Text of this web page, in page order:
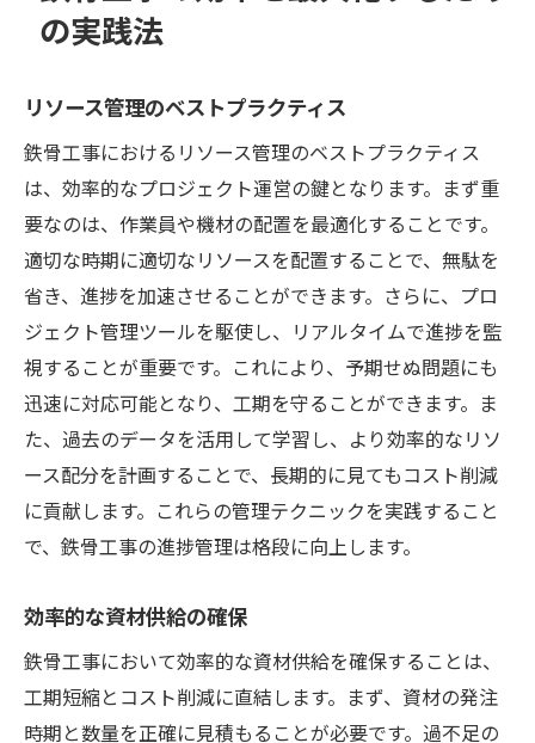
の実践法
リソース管理のベストプラクティス
鉄骨工事におけるリソース管理のベストプラクティス
は、効率的なプロジェクト運営の鍵となります。まず重
要なのは、作業員や機材の配置を最適化することです。
適切な時期に適切なリソースを配置することで、無駄を
省き、進捗を加速させることができます。さらに、プロ
ジェクト管理ツールを駆使し、リアルタイムで進捗を監
視することが重要です。これにより、予期せぬ問題にも
迅速に対応可能となり、工期を守ることができます。ま
た、過去のデータを活用して学習し、より効率的なリソ
ース配分を計画することで、長期的に見てもコスト削減
に貢献します。これらの管理テクニックを実践すること
で、鉄骨工事の進捗管理は格段に向上します。
効率的な資材供給の確保
鉄骨工事において効率的な資材供給を確保することは、
工期短縮とコスト削減に直結します。まず、資材の発注
時期と数量を正確に見積もることが必要です。過不足の